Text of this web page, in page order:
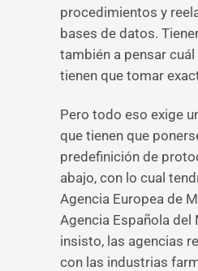
procedimientos y
bases de datos.
también a pensar
tienen que tomar
Pero todo eso exige
que tienen que
predefinición de
abajo, con lo cual
Agencia Europea de
Agencia Española del
insisto, las agencias
con las industrias